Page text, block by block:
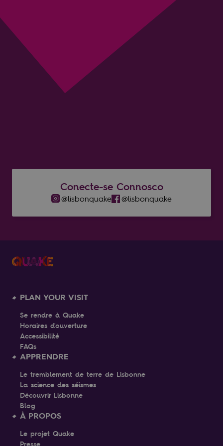
Conecte-se Connosco
@lisbonquake​ @lisbonquake​
PLAN YOUR VISIT
Se rendre à Quake
Horaires d'ouverture
Accessibilité
FAQs
APPRENDRE
Le tremblement de terre de Lisbonne
La science des séismes
Découvrir Lisbonne
Blog
À PROPOS
Le projet Quake
Presse